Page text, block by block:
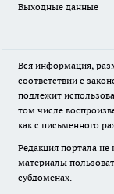
Выходные данные
Вся информация,
соответствии с
подлежит
том числе
как с письменного
Редакция портала не
материалы
субдоменах.